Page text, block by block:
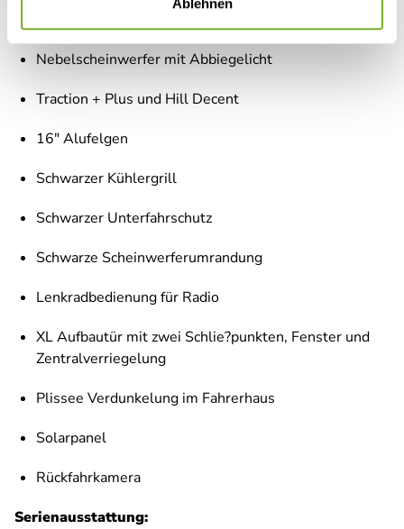
Ablehnen
Fiat Paket - Teilintegrierte
Nebelscheinwerfer mit Abbiegelicht
Traction + Plus und Hill Decent
16" Alufelgen
Schwarzer Kühlergrill
Schwarzer Unterfahrschutz
Schwarze Scheinwerferumrandung
Lenkradbedienung für Radio
XL Aufbautür mit zwei Schlie?punkten, Fenster und
Zentralverriegelung
Plissee Verdunkelung im Fahrerhaus
Solarpanel
Rückfahrkamera
Serienausstattung: